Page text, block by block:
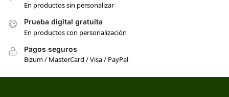
En productos sin personalizar
Prueba digital gratuita
En productos con personalización
Pagos seguros
Bizum / MasterCard / Visa / PayPal